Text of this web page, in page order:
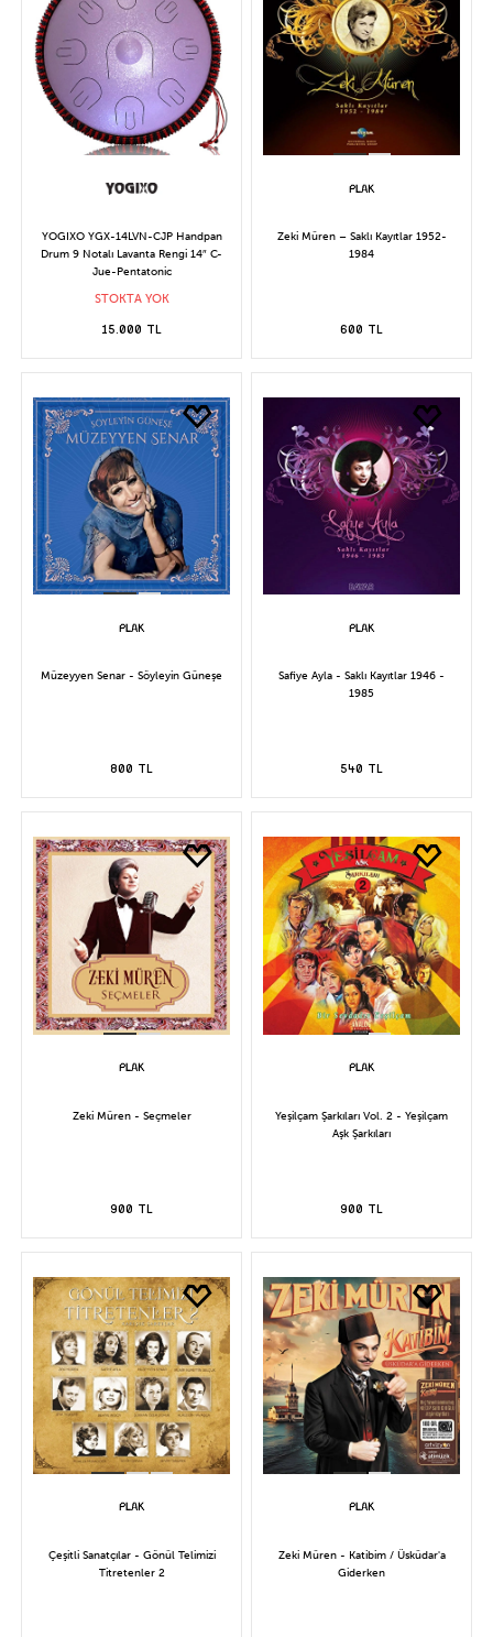
YOGIXO YGX-14LVN-CJP Handpan
Drum 9 Notalı Lavanta Rengi 14″ C-
Jue-Pentatonic
STOKTA YOK
15.000 TL
Zeki Müren – Saklı Kayıtlar 1952-
1984
600 TL
Müzeyyen Senar - Söyleyin Güneşe
800 TL
Safiye Ayla - Saklı Kayıtlar 1946 -
1985
540 TL
Zeki Müren - Seçmeler
900 TL
Yeşilçam Şarkıları Vol. 2 - Yeşilçam
Aşk Şarkıları
900 TL
Çeşitli Sanatçılar - Gönül Telimizi
Titretenler 2
Zeki Müren - Katibim / Üsküdar'a
Giderken